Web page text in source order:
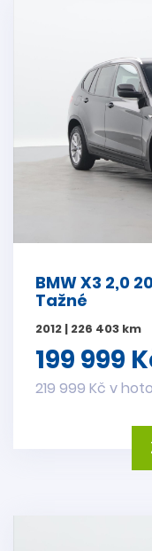
BMW X3 2,0
Tažné
2012 | 226 403 km
199 999
219 999 Kč v